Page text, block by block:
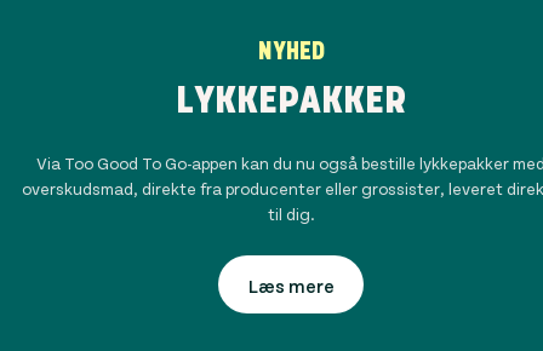
NYHED
LYKKEPAKKER
Via Too Good To Go-appen kan du nu også bestille lykkepakker
overskudsmad, direkte fra producenter eller grossister, leveret
til dig.
Læs mere